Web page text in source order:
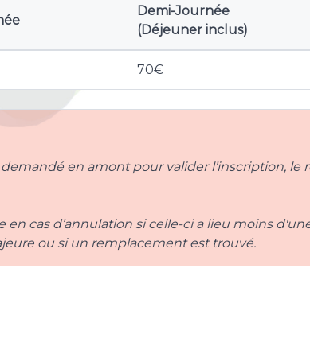
Demi-Journée
(Déjeuner inclus)
70€
en amont pour valider l’inscription, le
cas d’annulation si celle-ci a lieu moins
ou si un remplacement est trouvé.